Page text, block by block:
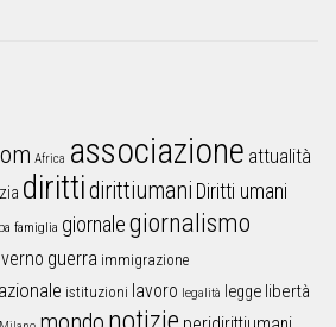
Africa associazione attualità
dirittidirittiumani Diritti umani
famiglia giornalegiornalismo
guerra immigrazione
istituzioni lavoro legalità legge libertà